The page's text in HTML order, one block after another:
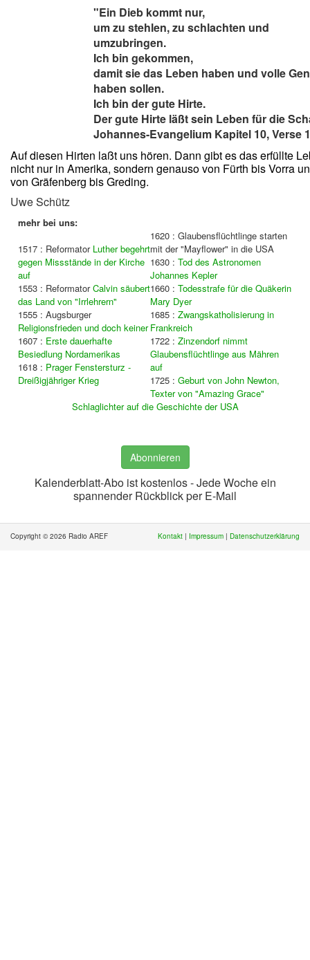
"Ein Dieb kommt nur,
um zu stehlen, zu schlachten und
umzubringen.
Ich bin gekommen,
damit sie das Leben haben und volle
haben sollen.
Ich bin der gute Hirte.
Der gute Hirte läßt sein Leben für die
Johannes-Evangelium Kapitel 10, Verse
Auf diesen Hirten laßt uns hören. Dann gibt es das erfüllte
nicht nur in Amerika, sondern genauso von Fürth bis Vorra
von Gräfenberg bis Greding.
Uwe Schütz
mehr bei uns:
1517 : Reformator Luther begehrt
gegen Missstände in der Kirche
auf
1553 : ReformatorCalvin säubert
das Land von "Irrlehrern"
1555 : Augsburger
Religionsfrieden und doch keiner
1607 : Erste dauerhafte
Besiedlung Nordamerikas
1618 : Prager Fenstersturz -
Dreißigjähriger Krieg
1620 : Glaubensflüchtlinge starten
mit der "Mayflower" in die USA
1630 : Tod des Astronomen
Johannes Kepler
1660 : Todesstrafe für die Quäkerin
Mary Dyer
1685 : Zwangskatholisierung in
Frankreich
1722 : Zinzendorf nimmt
Glaubensflüchtlinge aus Mähren
auf
1725 : Geburt von John Newton,
Texter von "Amazing Grace"
Schlaglichter auf die Geschichte der USA
Abonnieren
Kalenderblatt-Abo ist kostenlos - Jede Woche ein
spannender Rückblick per E-Mail
Copyright © 2026 Radio AREF Kontakt | Impressum | Datenschutzerklärung